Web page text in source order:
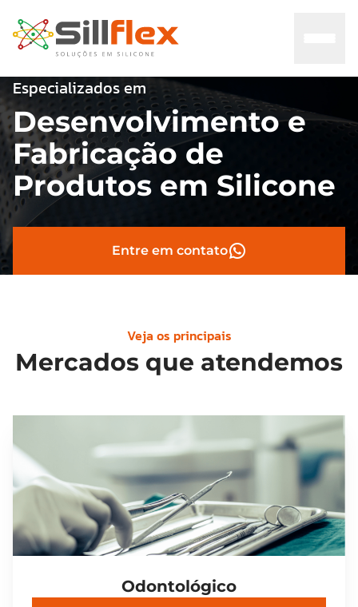
Home
Sobre nós
Certificados
Especializados em
Desenvolvimento e
Fabricação de
Produtos em Silicone
Entre em contato
Veja os principais
Mercados que atendemos
Odontológico